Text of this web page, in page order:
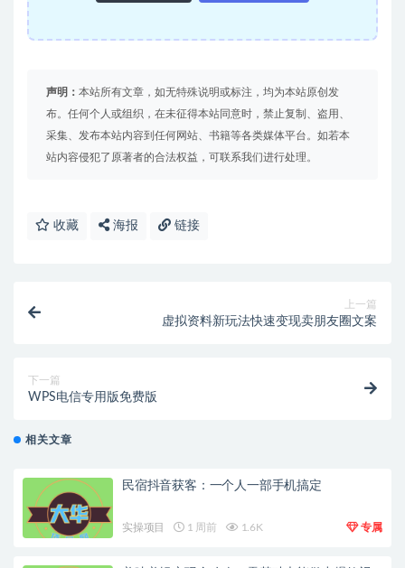
声明： 本站所有文章，如无特殊说明或标注，均为本站原创发
布。任何个人或组织，在未征得本站同意时，禁止复制、盗用、
采集、发布本站内容到任何网站、书籍等各类媒体平台。如若本
站内容侵犯了原著者的合法权益，可联系我们进行处理。
收藏 海报 链接
上一篇
虚拟资料新玩法快速变现卖朋友圈文案
下一篇
WPS电信专用版免费版
相关文章
民宿抖音获客：一个人一部手机搞定
实操项目 1 周前 1.6K 专属